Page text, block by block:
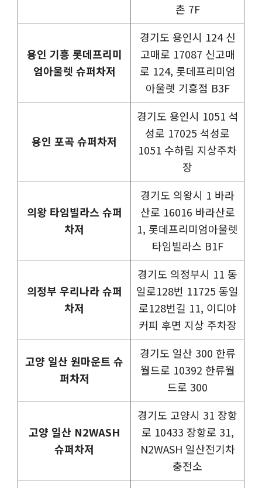
촌 7F
용인 기흥 롯데프리미
엄아울렛 슈퍼차저
경기도 용인시 124 신
고매로 17087 신고매
로 124, 롯데프리미엄
아울렛 기흥점 B3F
용인 포곡 슈퍼차저
경기도 용인시 1051 석
성로 17025 석성로
1051 수하림 지상주차
장
의왕 타임빌라스 슈퍼
차저
경기도 의왕시 1 바라
산로 16016 바라산로
1, 롯데프리미엄아울렛
타임빌라스 B1F
의정부 우리나라 슈퍼
차저
경기도 의정부시 11 동
일로128번 11725 동일
로128번길 11, 이디야
커피 후면 지상 주차장
고양 일산 원마운트 슈
퍼차저
경기도 일산 300 한류
월드로 10392 한류월
드로 300
고양 일산 N2WASH
슈퍼차저
경기도 고양시 31 장항
로 10433 장항로 31,
N2WASH 일산전기차
충전소